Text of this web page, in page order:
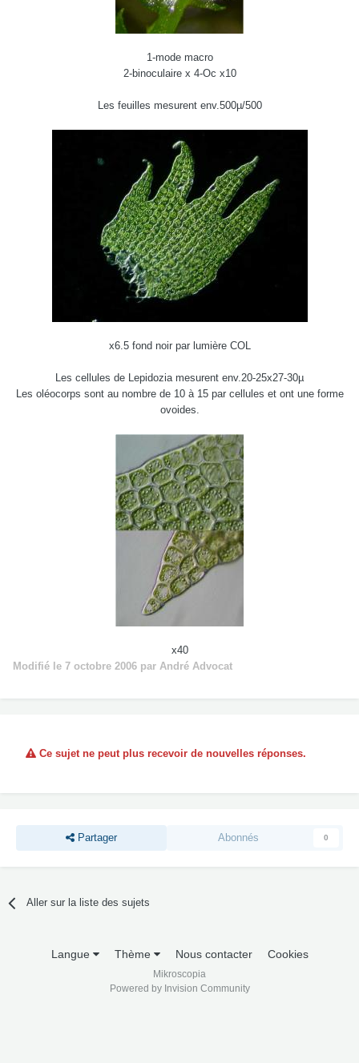
1-mode macro
2-binoculaire x 4-Oc x10
Les feuilles mesurent env.500µ/500
x6.5 fond noir par lumière COL
Les cellules de Lepidozia mesurent env.20-25x27-30µ
Les oléocorps sont au nombre de 10 à 15 par cellules et ont une forme
ovoides.
x40
Modifié le 7 octobre 2006 par André Advocat
Ce sujet ne peut plus recevoir de nouvelles réponses.
Partager Abonnés 0
Aller sur la liste des sujets
Langue Thème Nous contacter Cookies
Mikroscopia
Powered by Invision Community